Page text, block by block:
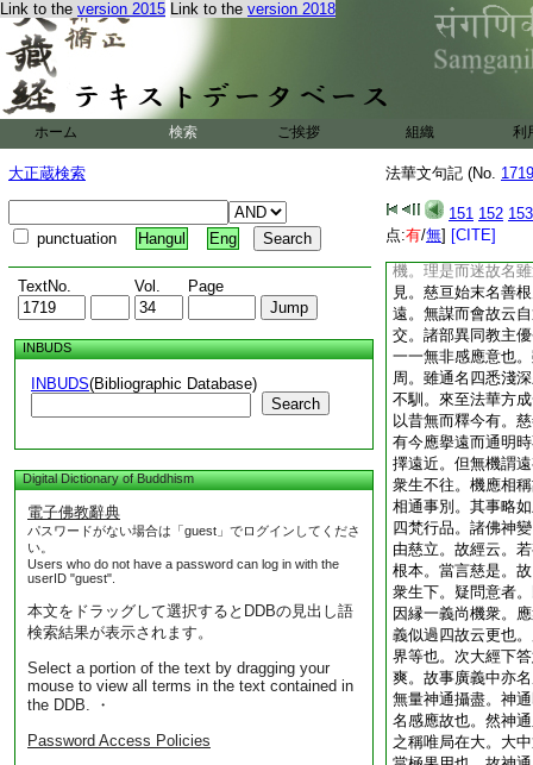
Link to the version 2015 Link to the version 2018
ホーム 検索 ご挨拶 組織 利
大正蔵検索
punctuation Hangul Eng
TextNo. Vol. Page
INBUDS
INBUDS(Bibliographic Database)
Search
Digital Dictionary of Buddhism
電子佛教辭典
パスワードがない場合は「guest」でログインしてくださ
い。
Users who do not have a password can log in with the
userID "guest".
本文をドラッグして選択するとDDBの見出し語
検索結果が表示されます。
Select a portion of the text by dragging your
mouse to view all terms in the text contained in
the DDB. ・
Password Access Policies
法華文句記 (No.
151 152 153
点:有/無] [CITE]
功。將何以爲久成
觀。故云。觀與經
部是法華三昧之筌
旨。總斯四義方可
四令義易了。故一
句咸異諸教。則法
易了。次因縁下明
縁。次若十方下是
次若尋下是觀心。
如是終至而去。無
今經感應妙也。法
機。理是而迷故名
見。慈亘始末名善
遠。無謀而會故云
交。諸部異同教主
一一無非感應意也
周。雖通名四悉淺
不馴。來至法華方
以昔無而釋今有。
有今應擧遠而通明
擇遠近。但無機謂
衆生不往。機應相
相通事別。其事略
四梵行品。諸佛神
由慈立。故經云。
根本。當言慈是。
衆生下。疑問意者
因縁一義尚機衆。
義似過四故云更也
界等也。次大經下
爽。故事廣義中亦
無量神通攝盡。神
名感應故也。然神
之稱唯局在大。大